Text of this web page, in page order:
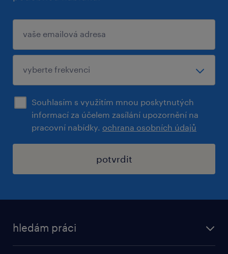
Souhlasím s využitím mnou poskytnutých
informací za účelem zasílání upozornění na
pracovní nabídky. ochrana osobních údajů
potvrdit
hledám práci